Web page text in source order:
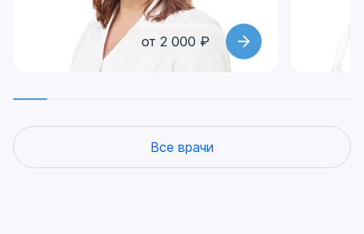
от 2 000 ₽
Все врачи